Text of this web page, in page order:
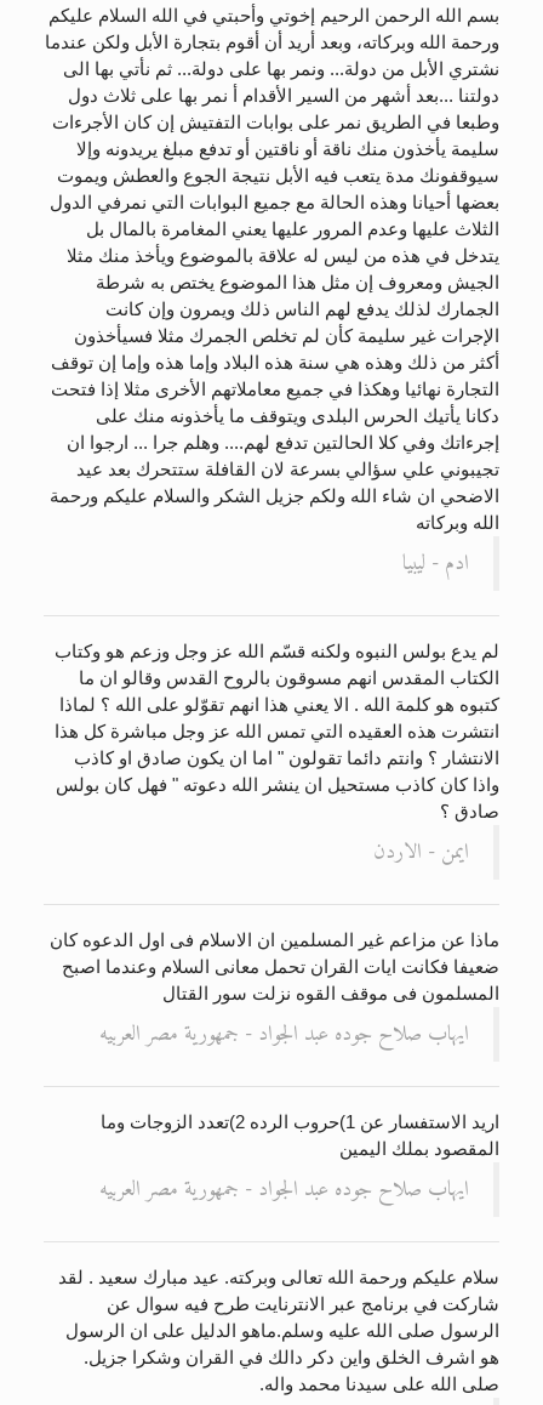
الحجّ.. دلالات، حِكم، وأهداف >> المزيد
بسم الله الرحمن الرحيم إخوتي وأحبتي في الله السلام عليكم
ورحمة الله وبركاته، وبعد أريد أن أقوم بتجارة الأبل ولكن عندما
نشتري الأبل من دولة... ونمر بها على دولة... ثم نأتي بها الى
دولتنا ...بعد أشهر من السير الأقدام أ نمر بها على ثلاث دول
وطبعا في الطريق نمر على بوابات التفتيش إن كان الأجرءات
سليمة يأخذون منك ناقة أو ناقتين أو تدفع مبلغ يريدونه وإلا
سيوقفونك مدة يتعب فيه الأبل نتيجة الجوع والعطش ويموت
بعضها أحيانا وهذه الحالة مع جميع البوابات التي نمرفي الدول
الثلاث عليها وعدم المرور عليها يعني المغامرة بالمال بل
يتدخل في هذه من ليس له علاقة بالموضوع ويأخذ منك مثلا
الجيش ومعروف إن مثل هذا الموضوع يختص به شرطة
الجمارك لذلك يدفع لهم الناس ذلك ويمرون وإن كانت
الإجرات غير سليمة كأن لم تخلص الجمرك مثلا فسيأخذون
أكثر من ذلك وهذه هي سنة هذه البلاد وإما هذه وإما إن توقف
التجارة نهائيا وهكذا في جميع معاملاتهم الأخرى مثلا إذا فتحت
دكانا يأتيك الحرس البلدى ويتوقف ما يأخذونه منك على
إجرءاتك وفي كلا الحالتين تدفع لهم.... وهلم جرا ... ارجوا ان
تجيبوني علي سؤالي بسرعة لان القافلة ستتحرك بعد عيد
الاضحي ان شاء الله ولكم جزيل الشكر والسلام عليكم ورحمة
الله وبركاته
ادم - ليبيا
لم يدع بولس النبوه ولكنه قسّم الله عز وجل وزعم هو وكتاب
الكتاب المقدس انهم مسوقون بالروح القدس وقالو ان ما
كتبوه هو كلمة الله . الا يعني هذا انهم تقوّلو على الله ؟ لماذا
انتشرت هذه العقيده التي تمس الله عز وجل مباشرة كل هذا
الانتشار ؟ وانتم دائما تقولون " اما ان يكون صادق او كاذب
واذا كان كاذب مستحيل ان ينشر الله دعوته " فهل كان بولس
صادق ؟
ايمن - الاردن
ماذا عن مزاعم غير المسلمين ان الاسلام فى اول الدعوه كان
ضعيفا فكانت ايات القران تحمل معانى السلام وعندما اصبح
المسلمون فى موقف القوه نزلت سور القتال
ايهاب صلاح جوده عبد الجواد - جمهورية مصر العربيه
اريد الاستفسار عن 1)حروب الرده 2)تعدد الزوجات وما
المقصود بملك اليمين
ايهاب صلاح جوده عبد الجواد - جمهورية مصر العربيه
سلام عليكم ورحمة الله تعالى وبركته. عيد مبارك سعيد . لقد
شاركت في برنامج عبر الانترنايت طرح فيه سوال عن
الرسول صلى الله عليه وسلم.ماهو الدليل على ان الرسول
هو اشرف الخلق واين دكر دالك في القران وشكرا جزيل.
صلى الله على سيدنا محمد واله.